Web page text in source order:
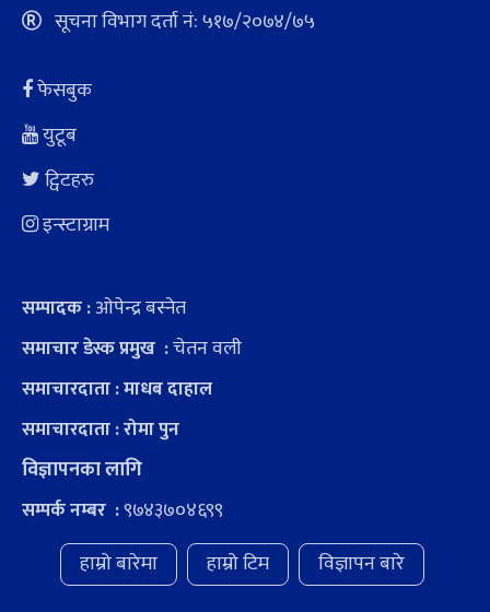
सूचना विभाग दर्ता नं: ५१७/२०७४/७५
फेसबुक
युटूब
ट्विटहरु
इन्स्टाग्राम
सम्पादक :ओपेन्द्र बस्नेत
समाचार डेस्क प्रमुख :चेतन वली
समाचारदाता : माधब दाहाल
समाचारदाता : रोमा पुन
विज्ञापनका लागि
सम्पर्क नम्बर :९७४३७०४६९९
हाम्रो बारेमा
हाम्रो टिम विज्ञापन बारे